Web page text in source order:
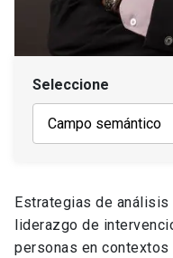
Seleccione
Estrategias de análisis
liderazgo de
personas en